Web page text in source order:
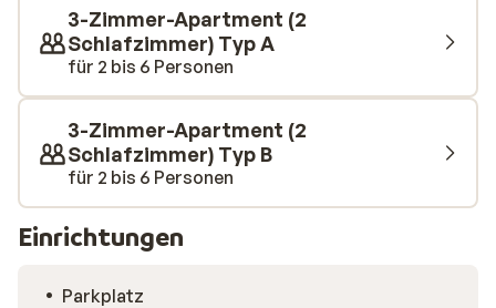
zu Fuß oder mit dem Auto erreichbar. Die Apartments
der Résidence Les Cesaries haben ein modernes
Erscheinungsbild. Sobald du die Tür öffnest, fühlst du
dich sofort wie zu Hause. Du kannst köstliche
Mahlzeiten in der offenen Küche genießen. Nach einem
langen Tag auf den Skipisten kannst du dich auf dem
Sofa entspannen und die herrliche Aussicht genießen.
3-Zimmer-Apartment (2
Schlafzimmer) Typ A
für 2 bis 6 Personen
3-Zimmer-Apartment (2
Schlafzimmer) Typ B
für 2 bis 6 Personen
Einrichtungen
Parkplatz